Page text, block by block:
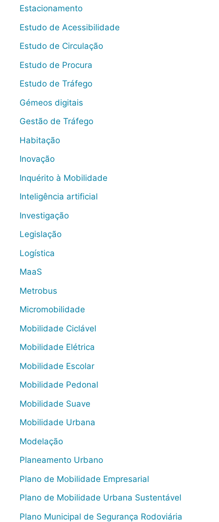
Estacionamento
Estudo de Acessibilidade
Estudo de Circulação
Estudo de Procura
Estudo de Tráfego
Gémeos digitais
Gestão de Tráfego
Habitação
Inovação
Inquérito à Mobilidade
Inteligência artificial
Investigação
Legislação
Logística
MaaS
Metrobus
Micromobilidade
Mobilidade Ciclável
Mobilidade Elétrica
Mobilidade Escolar
Mobilidade Pedonal
Mobilidade Suave
Mobilidade Urbana
Modelação
Planeamento Urbano
Plano de Mobilidade Empresarial
Plano de Mobilidade Urbana Sustentável
Plano Municipal de Segurança Rodoviária